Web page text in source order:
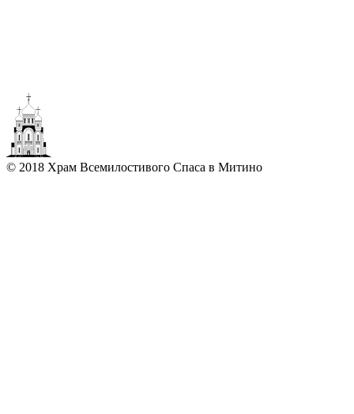
© 2018 Храм Всемилостивого Спаса в Митино